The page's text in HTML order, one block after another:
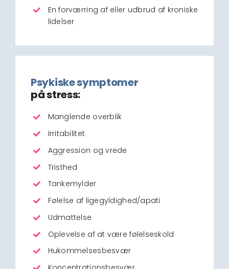
En forværring af eller udbrud af kroniske
lidelser
Psykiske symptomer
på stress:
Manglende overblik
Irritabilitet
Aggression og vrede
Tristhed
Tankemylder
Følelse af ligegyldighed/apati
Udmattelse
Oplevelse af at være følelseskold
Hukommelsesbesvær